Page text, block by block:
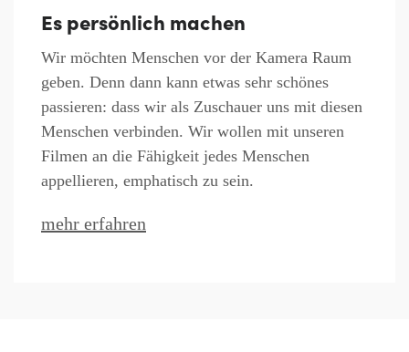
Es persönlich machen
Wir möchten Menschen vor der Kamera Raum
geben. Denn dann kann etwas sehr schönes
passieren: dass wir als Zuschauer uns mit diesen
Menschen verbinden. Wir wollen mit unseren
Filmen an die Fähigkeit jedes Menschen
appellieren, emphatisch zu sein.
mehr erfahren